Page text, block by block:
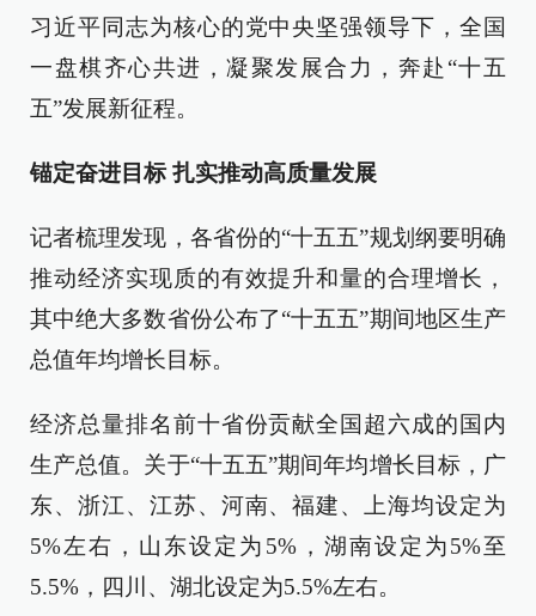
习近平同志为核心的党中央坚强领导下，全国
一盘棋齐心共进，凝聚发展合力，奔赴“十五
五”发展新征程。
锚定奋进目标 扎实推动高质量发展
记者梳理发现，各省份的“十五五”规划纲要明确
推动经济实现质的有效提升和量的合理增长，
其中绝大多数省份公布了“十五五”期间地区生产
总值年均增长目标。
经济总量排名前十省份贡献全国超六成的国内
生产总值。关于“十五五”期间年均增长目标，广
东、浙江、江苏、河南、福建、上海均设定为
5%左右，山东设定为5%，湖南设定为5%至
5.5%，四川、湖北设定为5.5%左右。